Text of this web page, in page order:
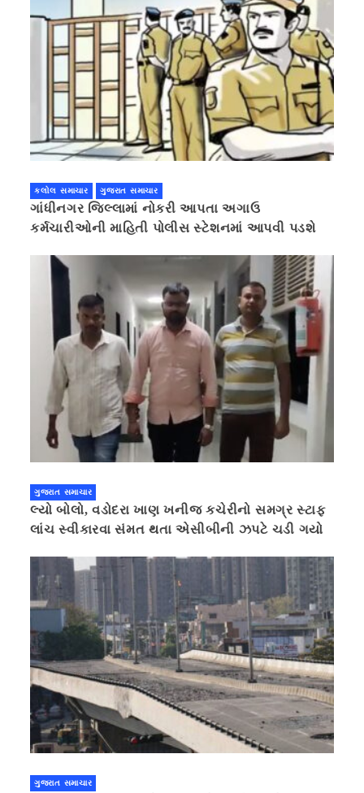
કલોલ સમાચાર ગુજરાત સમાચાર
ગાંધીનગર જિલ્લામાં નોકરી આપતા અગાઉ
કર્મચારીઓની માહિતી પોલીસ સ્ટેશનમાં આપવી પડશે
ગુજરાત સમાચાર
લ્યો બોલો, વડોદરા ખાણ ખનીજ કચેરીનો સમગ્ર સ્ટાફ
લાંચ સ્વીકારવા સંમત થતા એસીબીની ઝપટે ચડી ગયો
ગુજરાત સમાચાર